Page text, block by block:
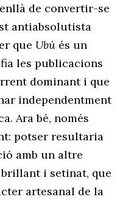
de convertir-se
antiabsolutista
que Ubú és un
les publicacions
dominant i que
independentment
Ara bé, només
potser resultaria
amb un altre
i setinat, que
artesanal de la